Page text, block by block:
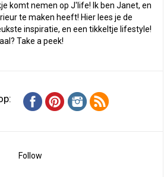
komt nemen op J'life! Ik ben Janet, en
te maken heeft! Hier lees je de
inspiratie, en een tikkeltje lifestyle!
Take a peek!
Follow